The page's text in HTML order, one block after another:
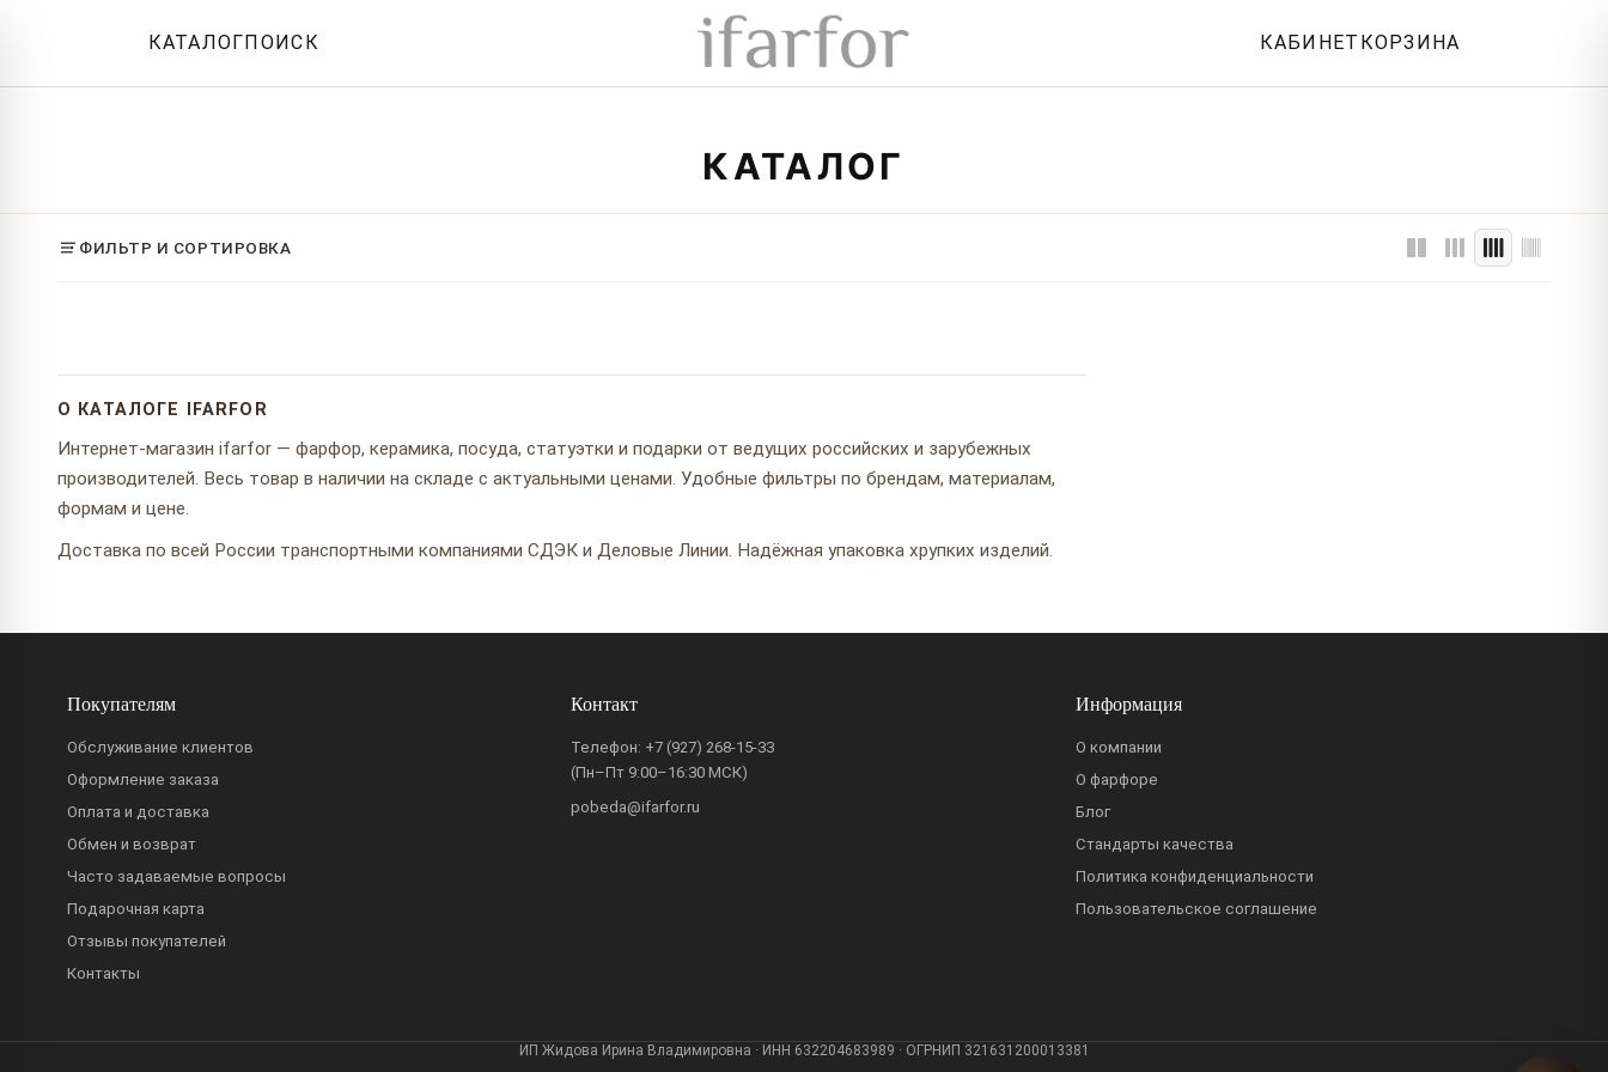
КАТАЛОГПОИСК КАБИНЕТ КОРЗИНА
КАТАЛОГ
ФИЛЬТР И СОРТИРОВКА
О КАТАЛОГЕ IFARFOR
Интернет-магазин ifarfor — фарфор, керамика, посуда, статуэтки и подарки от ведущих российских и зарубежных
производителей. Весь товар в наличии на складе с актуальными ценами. Удобные фильтры по брендам, материалам,
формам и цене.
Доставка по всей России транспортными компаниями СДЭК и Деловые Линии. Надёжная упаковка хрупких изделий.
Покупателям
Обслуживание клиентов
Оформление заказа
Оплата и доставка
Обмен и возврат
Часто задаваемые вопросы
Подарочная карта
Отзывы покупателей
Контакты
Контакт
Телефон: +7 (927) 268-15-33
(Пн–Пт 9:00–16:30 МСК)
pobeda@ifarfor.ru
Информация
О компании
О фарфоре
Блог
Стандарты качества
Политика конфиденциальности
Пользовательское соглашение
ИП Жидова Ирина Владимировна · ИНН 632204683989 · ОГРНИП 321631200013381